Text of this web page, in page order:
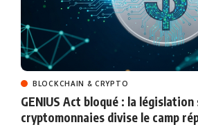
BLOCKCHAIN & CRYPTO
GENIUS Act bloqué : la législation
cryptomonnaies divise le camp